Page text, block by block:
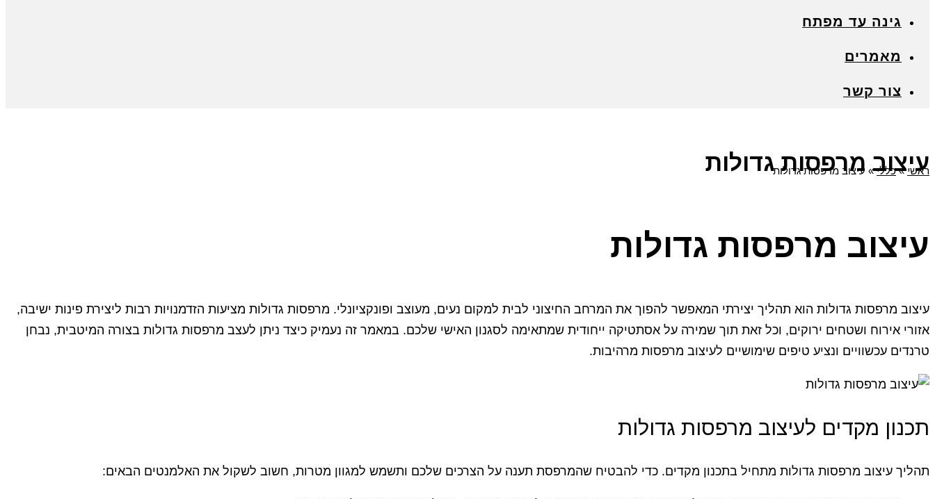
גינה עד מפתח
מאמרים
צור קשר
עיצוב מרפסות גדולות
ראשי » כללי » עיצוב מרפסות גדולות
עיצוב מרפסות גדולות
עיצוב מרפסות גדולות הוא תהליך יצירתי המאפשר להפוך את המרחב החיצוני לבית למקום נעים, מעוצב ופונקציונלי. מרפסות גדולות מציעות הזדמנויות רבות ליצירת פינות ישיבה,
אזורי אירוח ושטחים ירוקים, וכל זאת תוך שמירה על אסתטיקה ייחודית שמתאימה לסגנון האישי שלכם. במאמר זה נעמיק כיצד ניתן לעצב מרפסות גדולות בצורה המיטבית, נבחן
טרנדים עכשוויים ונציע טיפים שימושיים לעיצוב מרפסות מרהיבות.
תכנון מקדים לעיצוב מרפסות גדולות
תהליך עיצוב מרפסות גדולות מתחיל בתכנון מקדים. כדי להבטיח שהמרפסת תענה על הצרכים שלכם ותשמש למגוון מטרות, חשוב לשקול את האלמנטים הבאים: